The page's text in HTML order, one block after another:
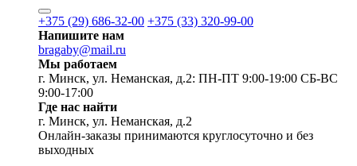
+375 (29) 686-32-00 +375 (33) 320-99-00
Напишите нам
bragaby@mail.ru
Мы работаем
г. Минск, ул. Неманская, д.2: ПН-ПТ 9:00-19:00 СБ-ВС
9:00-17:00
Где нас найти
г. Минск, ул. Неманская, д.2
Онлайн-заказы принимаются круглосуточно и без
выходных